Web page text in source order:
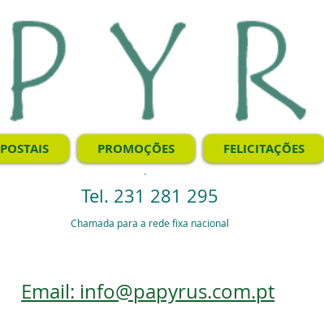
POSTAIS PROMOÇÕES FELICITAÇÕES
.
Tel. 231 281 295
Chamada para a rede fixa nacional
Email: info@papyrus.com.pt